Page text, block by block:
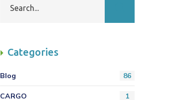
Categories
Blog 86
CARGO 1